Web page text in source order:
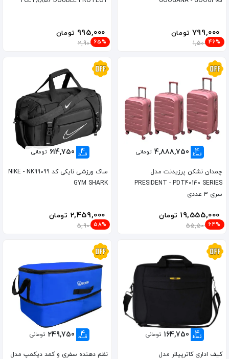
799,000 تومان
1,500,000
46%
995,000 تومان
2,900,000
65%
4
قسط 4,888,750 تومانی
چمدان نشکن پرزیدنت مدل
PRESIDENT - PDT40140 SERIES
سری 3 عددی
19,555,000 تومان
55,500,000
64%
4
قسط 614,750 تومانی
ساک ورزشی نایکی کد NIKE - NK99099
GYM SHARK
2,459,000 تومان
5,900,000
58%
4
قسط 164,750 تومانی
کیف اداری کاترپیلار مدل
4
قسط 249,750 تومانی
نظم دهنده سفری و کمد دیکمپ مدل